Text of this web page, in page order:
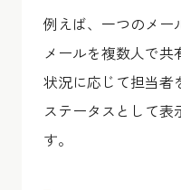
例えば、一つのメー
メールを複数人で
状況に応じて担当者
ステータスとして表
す。